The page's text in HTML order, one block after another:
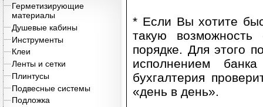
Герметизирующие
материалы
Душевые кабины
Инструменты
Клеи
Ленты и сетки
Плинтусы
Подвесные системы
Подложка
* Если Вы хотите
такую
порядке. Для этого
исполнением
бухгалтерия
«день в день».